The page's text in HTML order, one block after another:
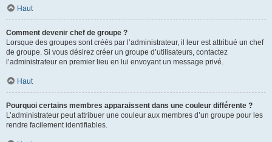
Haut
Comment devenir chef de groupe ?
Lorsque des groupes sont créés par l’administrateur, il leur est attribué un chef
de groupe. Si vous désirez créer un groupe d’utilisateurs, contactez
l’administrateur en premier lieu en lui envoyant un message privé.
Haut
Pourquoi certains membres apparaissent dans une couleur différente ?
L’administrateur peut attribuer une couleur aux membres d’un groupe pour les
rendre facilement identifiables.